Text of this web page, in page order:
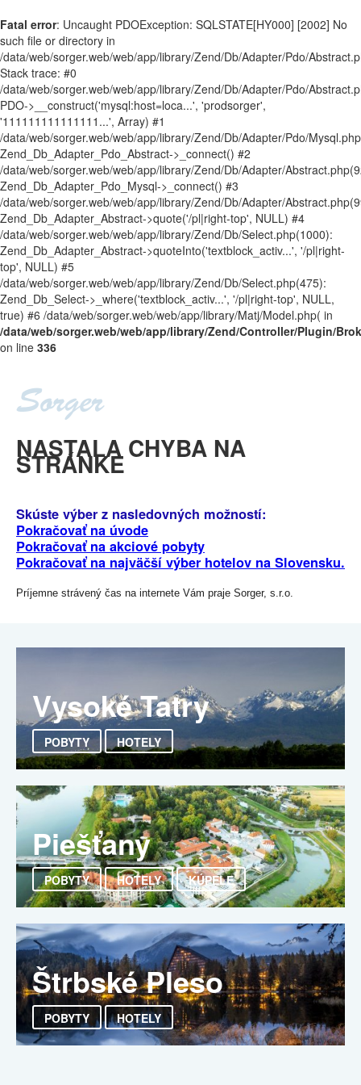
Fatal error: Uncaught PDOException: SQLSTATE[HY000] [2002] No
such file or directory in
/data/web/sorger.web/web/app/library/Zend/Db/Adapter/Pdo/
Stack trace: #0
/data/web/sorger.web/web/app/library/Zend/Db/Adapter/Pdo/
PDO->__construct('mysql:host=loca...', 'prodsorger',
'111111111111111...', Array) #1
/data/web/sorger.web/web/app/library/Zend/Db/Adapter/Pdo/
Zend_Db_Adapter_Pdo_Abstract->_connect() #2
/data/web/sorger.web/web/app/library/Zend/Db/Adapter/
Zend_Db_Adapter_Pdo_Mysql->_connect() #3
/data/web/sorger.web/web/app/library/Zend/Db/Adapter/
Zend_Db_Adapter_Abstract->quote('/pl|right-top', NULL) #4
/data/web/sorger.web/web/app/library/Zend/Db/Select.php(1000):
Zend_Db_Adapter_Abstract->quoteInto('textblock_activ...', '/pl|right-
top', NULL) #5
/data/web/sorger.web/web/app/library/Zend/Db/Select.php(475):
Zend_Db_Select->_where('textblock_activ...', '/pl|right-top', NULL,
true) #6 /data/web/sorger.web/web/app/library/Matj/Model.php( in
/data/web/sorger.web/web/app/library/Zend/Controller/Plugin/
on line 336
NASTALA CHYBA NA
STRÁNKE
Skúste výber z nasledovných možností:
Pokračovať na úvode
Pokračovať na akciové pobyty
Pokračovať na najväčší výber hotelov na Slovensku.
Príjemne strávený čas na internete Vám praje Sorger, s.r.o.
Vysoké Tatry
POBYTY HOTELY
Piešťany
POBYTY HOTELY KÚPELE
Štrbské Pleso
POBYTY HOTELY